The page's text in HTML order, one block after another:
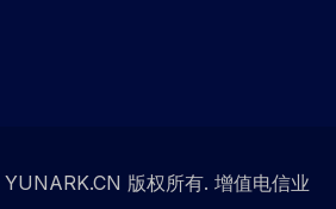
版权所有. 增值电信业